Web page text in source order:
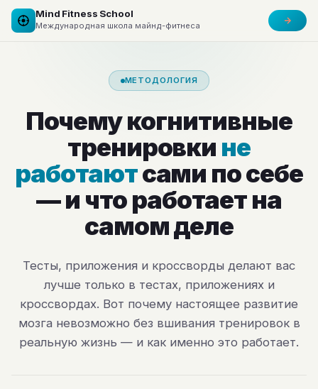
Mind Fitness School
Международная школа майнд-фитнеса
МЕТОДОЛОГИЯ
Почему когнитивные
тренировки не
работаютсами по себе
— и что работает на
самом деле
Тесты, приложения и кроссворды делают вас
лучше только в тестах, приложениях и
кроссвордах. Вот почему настоящее развитие
мозга невозможно без вшивания тренировок в
реальную жизнь — и как именно это работает.